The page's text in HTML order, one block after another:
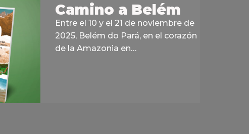
Camino a Belém
Entre el 10 y el 21 de noviembre de
2025, Belém do Pará, en el corazón
de la Amazonia en…